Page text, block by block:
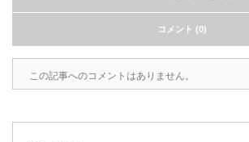
コメント (0)
この記事へのコメントはありません。